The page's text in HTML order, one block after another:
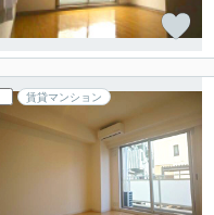
賃貸マンション